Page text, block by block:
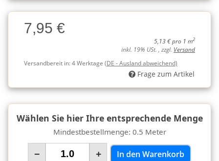
Charge
Charge7,95 €
5,13 € pro 1 m2
inkl. 19% USt. , zzgl. Versand
Versandbereit in:4 Werktage (DE - Ausland abweichend)
Frage zum Artikel
Wählen Sie hier Ihre entsprechende Menge
Mindestbestellmenge: 0.5 Meter
− + In den Warenkorb